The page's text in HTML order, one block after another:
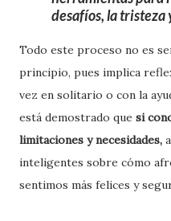
desafíos, la tristeza
Todo este proceso no es
principio, pues implica
vez en solitario o con la
está demostrado que si
limitaciones y necesidades,
inteligentes sobre cómo
sentimos más felices y